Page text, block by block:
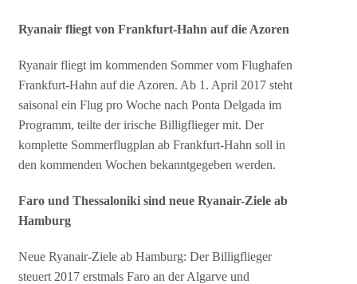
Ryanair fliegt von Frankfurt-Hahn auf die Azoren
Ryanair fliegt im kommenden Sommer vom Flughafen
Frankfurt-Hahn auf die Azoren. Ab 1. April 2017 steht
saisonal ein Flug pro Woche nach Ponta Delgada im
Programm, teilte der irische Billigflieger mit. Der
komplette Sommerflugplan ab Frankfurt-Hahn soll in
den kommenden Wochen bekanntgegeben werden.
Faro und Thessaloniki sind neue Ryanair-Ziele ab
Hamburg
Neue Ryanair-Ziele ab Hamburg: Der Billigflieger
steuert 2017 erstmals Faro an der Algarve und